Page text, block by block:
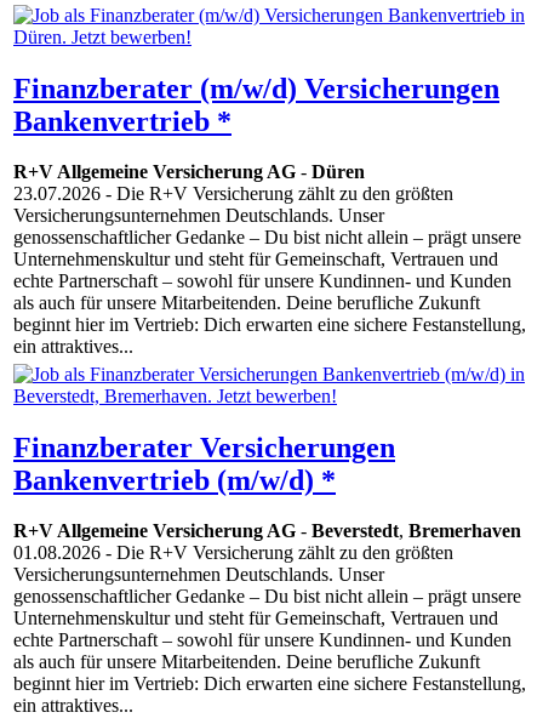
Finanzberater (m/w/d) Versicherungen
Bankenvertrieb *
R+V Allgemeine Versicherung AG - Düren
23.07.2026 - Die R+V Versicherung zählt zu den größten
Versicherungsunternehmen Deutschlands. Unser
genossenschaftlicher Gedanke – Du bist nicht allein – prägt unsere
Unternehmenskultur und steht für Gemeinschaft, Vertrauen und
echte Partnerschaft – sowohl für unsere Kundinnen- und Kunden
als auch für unsere Mitarbeitenden. Deine berufliche Zukunft
beginnt hier im Vertrieb: Dich erwarten eine sichere Festanstellung,
ein attraktives...
Finanzberater Versicherungen
Bankenvertrieb (m/w/d) *
R+V Allgemeine Versicherung AG - Beverstedt, Bremerhaven
01.08.2026 - Die R+V Versicherung zählt zu den größten
Versicherungsunternehmen Deutschlands. Unser
genossenschaftlicher Gedanke – Du bist nicht allein – prägt unsere
Unternehmenskultur und steht für Gemeinschaft, Vertrauen und
echte Partnerschaft – sowohl für unsere Kundinnen- und Kunden
als auch für unsere Mitarbeitenden. Deine berufliche Zukunft
beginnt hier im Vertrieb: Dich erwarten eine sichere Festanstellung,
ein attraktives...